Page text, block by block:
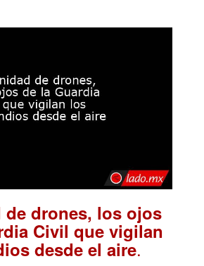
de drones, los ojos
Civil que vigilan
desde el aire.